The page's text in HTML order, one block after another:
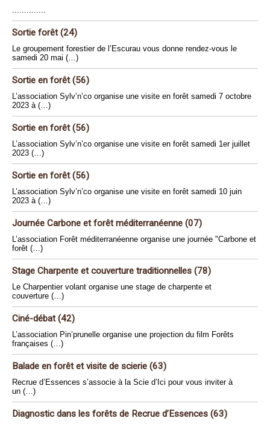
Sortie forêt (24)
Le groupement forestier de l’Escurau vous donne rendez-vous le
samedi 20 mai (…)
Sortie en forêt (56)
L’association Sylv’n’co organise une visite en forêt samedi 7 octobre
2023 à (…)
Sortie en forêt (56)
L’association Sylv’n’co organise une visite en forêt samedi 1er juillet
2023 (…)
Sortie en forêt (56)
L’association Sylv’n’co organise une visite en forêt samedi 10 juin
2023 à (…)
Journée Carbone et forêt méditerranéenne (07)
L’association Forêt méditerranéenne organise une journée "Carbone et
forêt (…)
Stage Charpente et couverture traditionnelles (78)
Le Charpentier volant organise une stage de charpente et
couverture (…)
Ciné-débat (42)
L’association Pin’prunelle organise une projection du film Forêts
françaises (…)
Balade en forêt et visite de scierie (63)
Recrue d’Essences s’associe à la Scie d’Ici pour vous inviter à
un (…)
Diagnostic dans les forêts de Recrue d’Essences (63)